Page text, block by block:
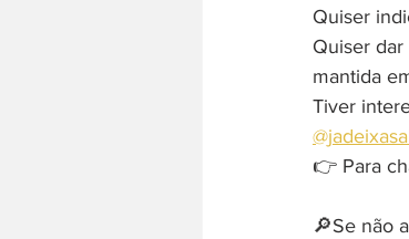
Quiser
Quiser
mantida
Tiver
👉 Para
🔎Se não